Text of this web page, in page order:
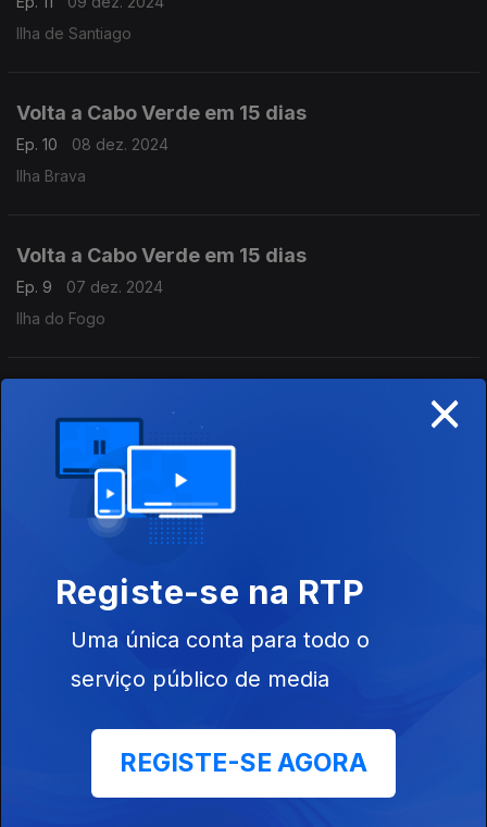
Ilha de Santiago
Volta a Cabo Verde em 15 dias
Ep. 10
08 dez. 2024
Ilha Brava
Volta a Cabo Verde em 15 dias
Ep. 9
07 dez. 2024
Ilha do Fogo
06 dez. 2024
A caminho da Ilha do Fogo
Volta a Cabo Verde em 15 dias
Santo Antão - Parte 2
Volta a Cabo Verde em 15 dias
×
Registe-se na RTP
Uma única conta para todo o
serviço público de media
REGISTE-SE AGORA